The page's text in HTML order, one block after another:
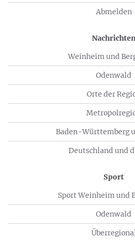
Abmelden
Weinheim und
Odenwald
Orte der
Baden-Württemberg
Deutschland und
Sport
Sport Weinheim und
Odenwald